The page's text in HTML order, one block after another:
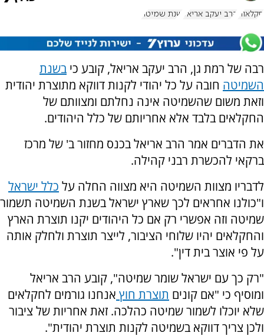
חקלאות הרב יעקב אריאל שנת שמיטה
רבה של רמת גן, הרב יעקב אריאל, קובע כי בשנת
השמיטה חובה על כל יהודי לקנות דווקא מתוצרת יהודית
וזאת משום שהשמיטה אינה נחלתם ומצוותם של
החקלאים בלבד אלא אחריותם של כלל היהודים.
את הדברים אמר הרב אריאל בכנס מחזור ב' של מרכז
ברקאי להכשרת רבני קהילה.
לדבריו מצוות השמיטה היא מצווה החלה על כלל ישראל
ו"כולנו אחראים לכך שארץ ישראל בשנת השמיטה תשמור
שמיטה וזה אפשרי רק אם כל היהודים יקנו תוצרת הארץ
והחקלאים יהיו שלוחי הציבור, לייצר תוצרת ולחלק אותה
על פי אוצר בית דין".
"רק כך עם ישראל שומר שמיטה", קובע הרב אריאל
ומוסיף כי "אם קונים תוצרת חוץ אנחנו גורמים לחקלאים
שלא יוכלו לשמור שמיטה כהלכה. זאת אחריות של ציבור
ולכן צריך דווקא בשמיטה לקנות תוצרת יהודית".